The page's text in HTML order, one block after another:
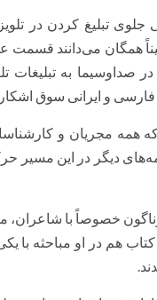
تبلیغ کردن در
می‌دانند قسمت
به تبلیغات
و ایرانی سوق اشکار
که همه مجریان و
دیگر در این مسیر
خصوصاً با
هم در او مباحثه با